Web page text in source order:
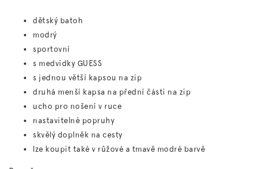
dětský batoh
modrý
sportovní
s medvídky GUESS
s jednou větší kapsou na zip
druhá menší kapsa na přední části na zip
ucho pro nošení v ruce
nastavitelné popruhy
skvělý doplněk na cesty
lze koupit také v růžové a tmavě modré barvě